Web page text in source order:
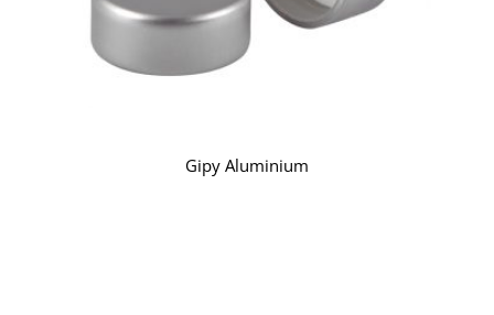
Gipy Aluminium